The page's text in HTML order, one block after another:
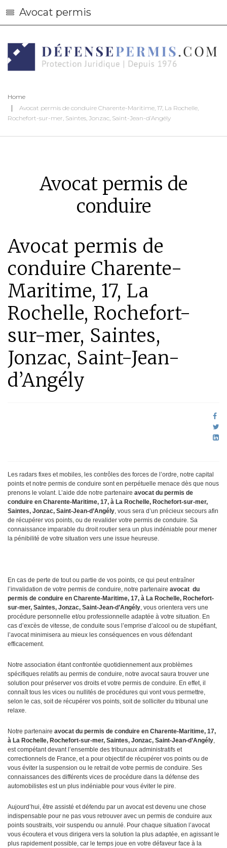
Avocat permis
Home
Avocat permis de conduire Charente-Maritime, 17, La Rochelle,
Rochefort-sur-mer, Saintes, Jonzac, Saint-Jean-d’Angély
Avocat permis de
conduire
Avocat permis de
conduire Charente-
Maritime, 17, La
Rochelle, Rochefort-
sur-mer, Saintes,
Jonzac, Saint-Jean-
d’Angély
Les radars fixes et mobiles, les contrôles des forces de l’ordre, notre capital
points et notre permis de conduire sont en perpétuelle menace dès que nous
prenons le volant. L’aide dde notre partenaire avocat du permis de
conduire en Charente-Maritime, 17, à La Rochelle, Rochefort-sur-mer,
Saintes, Jonzac, Saint-Jean-d’Angély, vous sera d’un précieux secours afin
de récupérer vos points, ou de revalider votre permis de conduire. Sa
connaissance imparable du droit routier sera un plus indéniable pour mener
la pénibilité de votre situation vers une issue heureuse.
En cas de perte de tout ou partie de vos points, ce qui peut entraîner
l’invalidation de votre permis de conduire, notre partenaire avocat du
permis de conduire en Charente-Maritime, 17, à La Rochelle, Rochefort-
sur-mer, Saintes, Jonzac, Saint-Jean-d’Angély, vous orientera vers une
procédure personnelle et/ou professionnelle adaptée à votre situation. En
cas d’excès de vitesse, de conduite sous l’emprise d’alcool ou de stupéfiant,
l’avocat minimisera au mieux les conséquences en vous défendant
efficacement.
Notre association étant confrontée quotidiennement aux problèmes
spécifiques relatifs au permis de conduire, notre avocat saura trouver une
solution pour préserver vos droits et votre permis de conduire. En effet, il
connaît tous les vices ou nullités de procédures qui vont vous permettre,
selon le cas, soit de récupérer vos points, soit de solliciter du tribunal une
relaxe.
Notre partenaire avocat du permis de conduire en Charente-Maritime, 17,
à La Rochelle, Rochefort-sur-mer, Saintes, Jonzac, Saint-Jean-d’Angély,
est compétant devant l’ensemble des tribunaux administratifs et
correctionnels de France, et a pour objectif de récupérer vos points ou de
vous éviter la suspension ou le retrait de votre permis de conduire. Ses
connaissances des différents vices de procédure dans la défense des
automobilistes est un plus indéniable pour vous éviter le pire.
Aujourd’hui, être assisté et défendu par un avocat est devenu une chose
indispensable pour ne pas vous retrouver avec un permis de conduire aux
points soustraits, voir suspendu ou annulé. Pour chaque situation l’avocat
vous écoutera et vous dirigera vers la solution la plus adaptée, en agissant le
plus rapidement possible, car le temps joue en votre défaveur face à la